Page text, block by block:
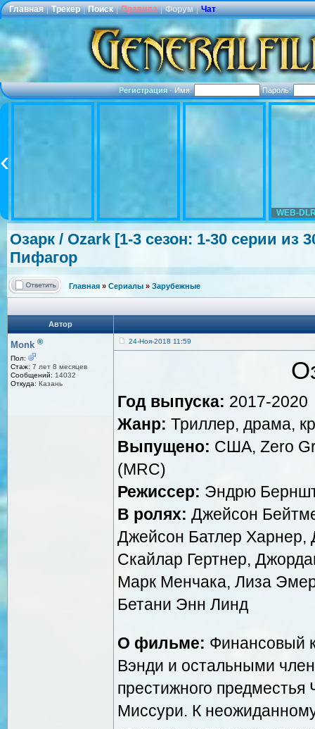
Главная | Трекер | Поиск | Правила | Форум | Чат
Регистрация·Имя: Пароль:
WEB-
Озарк / Ozark [1-3 сезон: 1-30 серии из
Пифагор
Главная » Сериалы » Зарубежные
Автор
Monk ®
Пол:
Стаж: 7 лет 8 месяцев
Сообщений: 14032
Откуда: Казань
24-Ноя-2018 11:59
Год выпуска: 2017-2020
Жанр: Триллер, драма,
Выпущено: США, Zero
(MRC)
Режиссер: Эндрю
В ролях: Джейсон
Джейсон Батлер Харнер,
Скайлар Гертнер,
Марк Менчака, Лиза
Бетани Энн Линд
О фильме: Финансовый
Вэнди и остальными
престижного предместья
Миссури. К